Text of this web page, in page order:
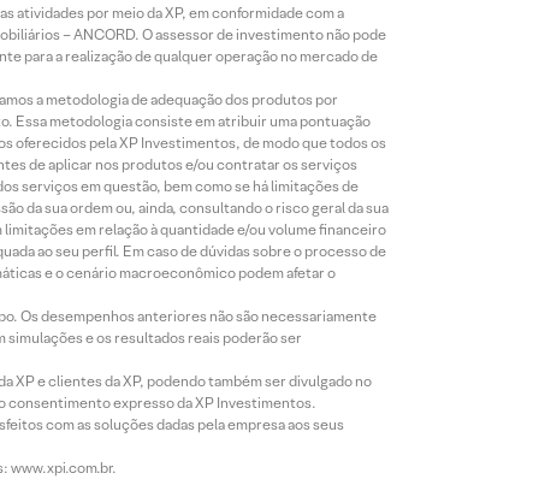
atividades por meio da XP, em conformidade com a
– ANCORD. O assessor de investimento não pode
para a realização de qualquer operação no mercado de
a metodologia de adequação dos produtos por
Essa metodologia consiste em atribuir uma pontuação
oferecidos pela XP Investimentos, de modo que todos os
de aplicar nos produtos e/ou contratar os serviços
serviços em questão, bem como se há limitações de
da sua ordem ou, ainda, consultando o risco geral da sua
em relação à quantidade e/ou volume financeiro
ao seu perfil. Em caso de dúvidas sobre o processo de
e o cenário macroeconômico podem afetar o
Os desempenhos anteriores não são necessariamente
e os resultados reais poderão ser
e clientes da XP, podendo também ser divulgado no
consentimento expresso da XP Investimentos.
com as soluções dadas pela empresa aos seus
www.xpi.com.br.